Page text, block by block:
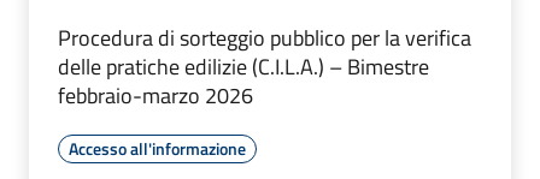
Procedura di sorteggio pubblico per la verifica
delle pratiche edilizie (C.I.L.A.) – Bimestre
febbraio-marzo 2026
Accesso all'informazione